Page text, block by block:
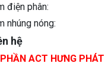
điện phân:
nhúng nóng:
hệ
ACT HƯNG PHÁT